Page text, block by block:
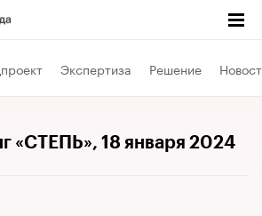
Экспертиза Решение
«СТЕПЬ», 18 января 2024